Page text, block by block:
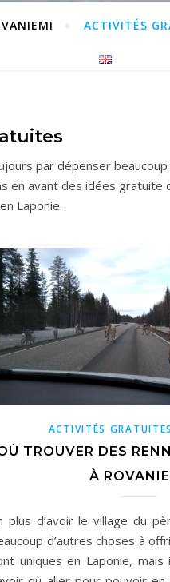
ACTIVITÉS
par dépenser
en avant des idées gratuite
Laponie.
ACTIVITÉS GRATUITES
TROUVER DES
À
plus d’avoir le village du
d’autres choses à
uniques en Laponie,